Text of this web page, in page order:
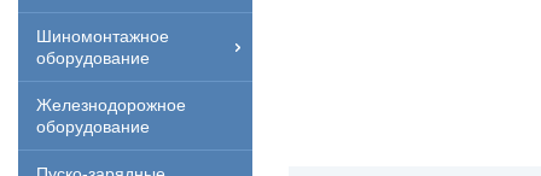
Шиномонтажное
оборудование
Железнодорожное
оборудование